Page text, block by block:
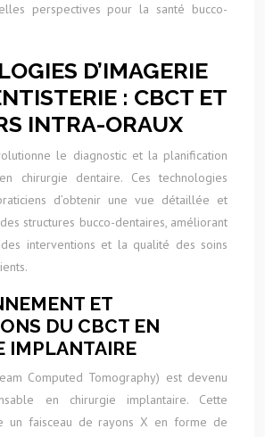
perspectives pour la santé bucco-
D’IMAGERIE
: CBCT ET
INTRA-ORAUX
le diagnostic et la planification
chirurgie dentaire. Ces technologies
d’obtenir une vue détaillée et
structures bucco-dentaires, améliorant
interventions et la qualité des soins
ET
DU CBCT EN
IMPLANTAIRE
Computed Tomography) est devenu
en chirurgie implantaire. Cette
un faisceau de rayons X en forme de